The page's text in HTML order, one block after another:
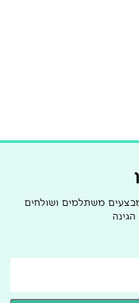
משתלמים ושולחים